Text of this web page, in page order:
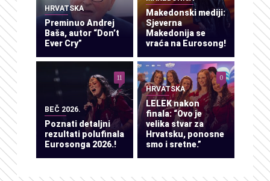
HRVATSKA
Preminuo Andrej
Baša, autor “Don’t
Ever Cry”
Makedonski mediji:
Sjeverna
Makedonija se
vraća na Eurosong!
BEČ 2026.
Poznati detaljni
rezultati polufinala
Eurosonga 2026.!
11
HRVATSKA
LELEK nakon
finala: “Ovo je
velika stvar za
Hrvatsku, ponosne
smo i sretne.”
0